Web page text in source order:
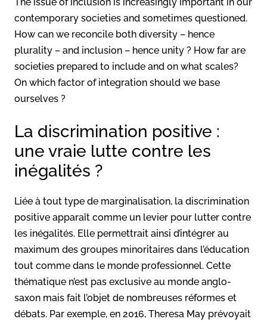
contemporary societies and sometimes questioned.
How can we reconcile both diversity – hence
plurality – and inclusion – hence unity ? How far are
societies prepared to include and on what scales?
On which factor of integration should we base
ourselves ?
La discrimination positive :
une vraie lutte contre les
inégalités ?
Liée à tout type de marginalisation, la discrimination
positive apparaît comme un levier pour lutter contre
les inégalités. Elle permettrait ainsi d’intégrer au
maximum des groupes minoritaires dans l’éducation
tout comme dans le monde professionnel. Cette
thématique n’est pas exclusive au monde anglo-
saxon mais fait l’objet de nombreuses réformes et
débats. Par exemple, en 2016, Theresa May prévoyait